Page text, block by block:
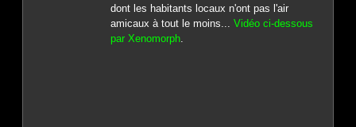
dont les habitants locaux n'ont pas l'air
amicaux à tout le moins... Vidéo ci-dessous
par Xenomorph.